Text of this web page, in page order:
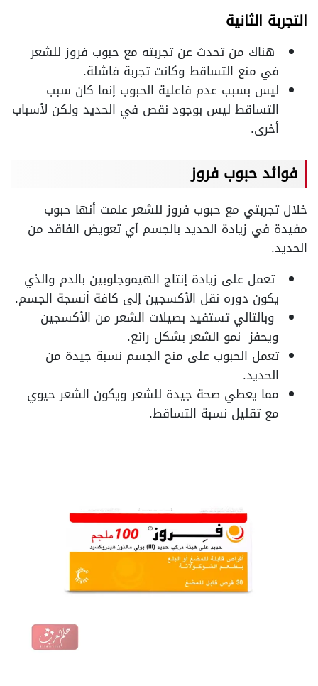
التجربة الثانية
هناك من تحدث عن تجربته مع حبوب فروز للشعر
في منع التساقط وكانت تجربة فاشلة.
ليس بسبب عدم فاعلية الحبوب إنما كان سبب
التساقط ليس بوجود نقص في الحديد ولكن لأسباب
أخرى.
فوائد حبوب فروز
خلال تجربتي مع حبوب فروز للشعر علمت أنها حبوب
مفيدة في زيادة الحديد بالجسم أي تعويض الفاقد من
الحديد.
تعمل على زيادة إنتاج الهيموجلوبين بالدم والذي
يكون دوره نقل الأكسجين إلى كافة أنسجة الجسم.
وبالتالي تستفيد بصيلات الشعر من الأكسجين
ويحفز نمو الشعر بشكل رائع.
تعمل الحبوب على منح الجسم نسبة جيدة من
الحديد.
مما يعطي صحة جيدة للشعر ويكون الشعر حيوي
مع تقليل نسبة التساقط.